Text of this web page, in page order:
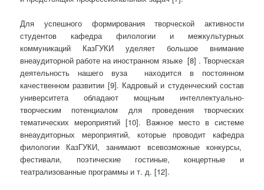
Для успешного формирования творческой активности
студентов кафедра филологии и межкультурных
коммуникаций КазГУКИ уделяет большое внимание
внеаудиторной работе на иностранном языке [8] . Творческая
деятельность нашего вуза находится в постоянном
качественном развитии [9]. Кадровый и студенческий состав
университета обладают мощным интеллектуально-
творческим потенциалом для проведения творческих
тематических мероприятий [10]. Важное место в системе
внеаудиторных мероприятий, которые проводит кафедра
филологии КазГУКИ, занимают всевозможные конкурсы,
фестивали, поэтические гостиные, концертные и
театрализованные программы и т. д. [12].